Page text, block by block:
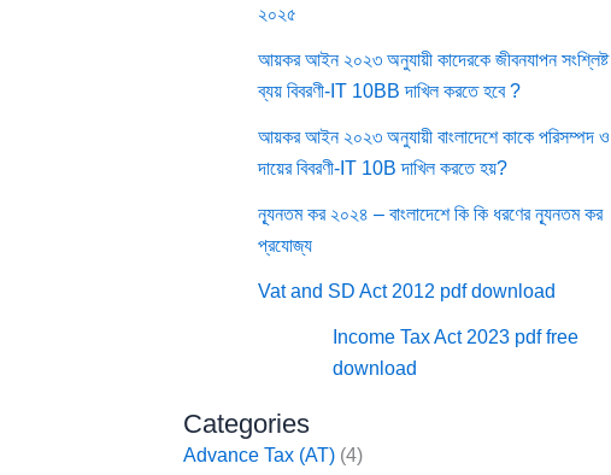
২০২৫
আয়কর আইন ২০২৩ অনুযায়ী কাদেরকে জীবনযাপন সংশ্লিষ্ট
ব্যয় বিবরণী-IT 10BB দাখিল করতে হবে ?
আয়কর আইন ২০২৩ অনুযায়ী বাংলাদেশে কাকে পরিসম্পদ ও
দায়ের বিবরণী-IT 10B দাখিল করতে হয়?
ন্যূনতম কর ২০২৪ – বাংলাদেশে কি কি ধরণের ন্যূনতম কর
প্রযোজ্য
Vat and SD Act 2012 pdf download
Income Tax Act 2023 pdf free
download
Categories
Advance Tax (AT) (4)